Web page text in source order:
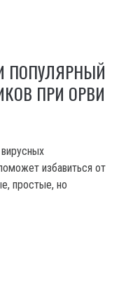
ПОПУЛЯРНЫЙ
ПРИ ОРВИ
избавиться от
простые, но